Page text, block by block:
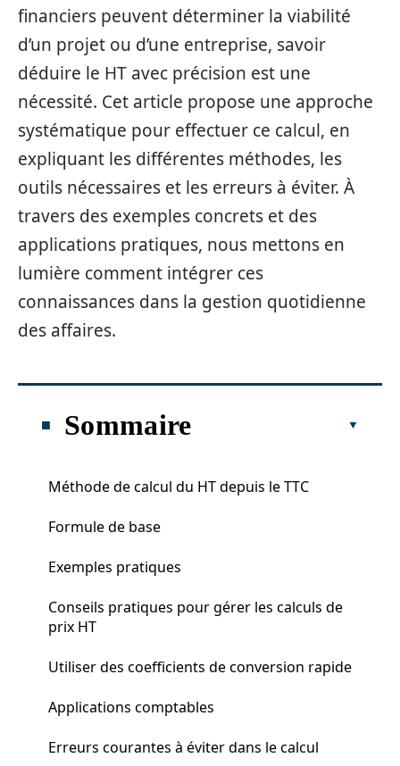
financiers peuvent déterminer la viabilité
d’un projet ou d’une entreprise, savoir
déduire le HT avec précision est une
nécessité. Cet article propose une approche
systématique pour effectuer ce calcul, en
expliquant les différentes méthodes, les
outils nécessaires et les erreurs à éviter. À
travers des exemples concrets et des
applications pratiques, nous mettons en
lumière comment intégrer ces
connaissances dans la gestion quotidienne
des affaires.
Sommaire
Méthode de calcul du HT depuis le TTC
Formule de base
Exemples pratiques
Conseils pratiques pour gérer les calculs de
prix HT
Utiliser des coefficients de conversion rapide
Applications comptables
Erreurs courantes à éviter dans le calcul